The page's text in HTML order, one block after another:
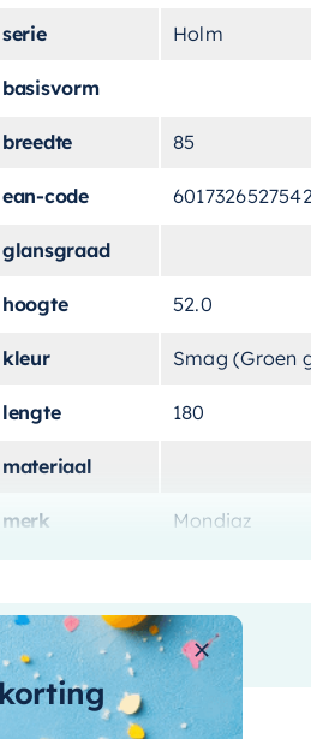
serie Holm
basisvorm
breedte 85
ean-code 6017326527542
glansgraad
hoogte 52.0
kleur Smag (Groen
lengte 180
materiaal
merk Mondiaz
aantal-liters 180 L
aantal-personen